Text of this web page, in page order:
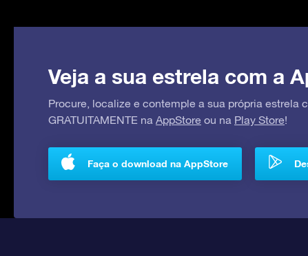
Veja a sua estrela com a
Procure, localize e contemple a sua própria estrela
GRATUITAMENTE na AppStore ou na Play Store!
Faça o download na AppStore